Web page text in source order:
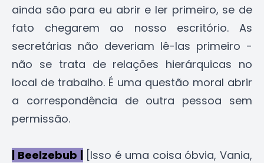
ainda são para eu abrir e ler primeiro, se de
fato chegarem ao nosso escritório. As
secretárias não deveriam lê-las primeiro -
não se trata de relações hierárquicas no
local de trabalho. É uma questão moral abrir
a correspondência de outra pessoa sem
permissão.
| Beelzebub |[Isso é uma coisa óbvia, Vania,